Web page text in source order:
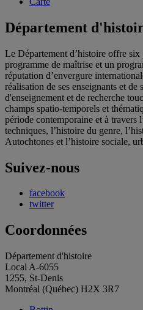
Département
Le Département d’histoire offre
programme de maîtrise et un
réputation d’envergure
réalisation de ses enseignants et de
d'enseignement et de recherche
champs spatio-temporels et
période contemporaine et à travers
techniques, l’histoire du genre,
Autochtones et l’histoire sociale,
Suivez-nous
facebook
twitter
Coordonnées
Département d'histoire
Local A-6055
1255, St-Denis
Montréal (Québec) H2X 3R7